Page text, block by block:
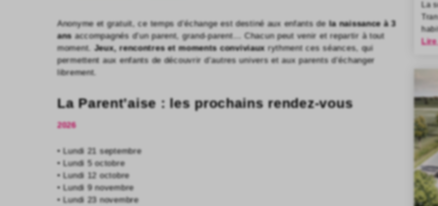
Anonyme et gratuit, ce temps d’échange est destiné aux enfants de la naissance à 3
ans accompagnés d’un parent, grand-parent… Chacun peut venir et repartir à tout
moment.Jeux, rencontres et moments conviviaux rythment ces séances, qui
permettent aux enfants de découvrir d’autres univers et aux parents d’échanger
librement.
La Parent’aise : les prochains rendez-vous
2026
• Lundi 21 septembre
• Lundi 5 octobre
• Lundi 12 octobre
• Lundi 9 novembre
• Lundi 23 novembre
La